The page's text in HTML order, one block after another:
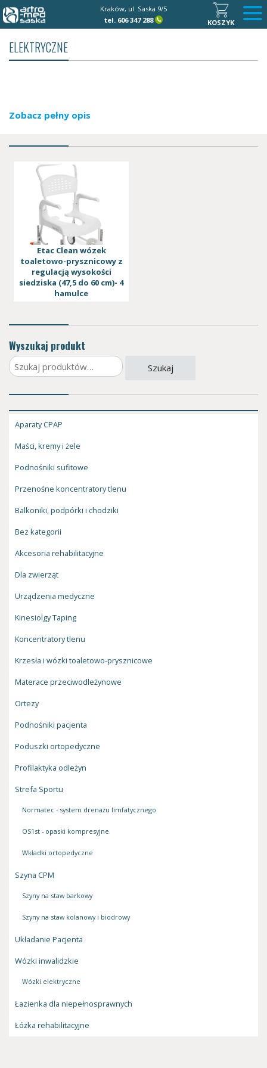
Kraków, ul. Saska 9/5
tel. 606 347 288 KOSZYK
ELEKTRYCZNE
Zobacz pełny opis
Etac Clean wózek
toaletowo-prysznicowy z
regulacją wysokości
siedziska (47,5 do 60 cm)- 4
hamulce
Wyszukaj produkt
Szukaj: Szukaj
Aparaty CPAP
Maści, kremy i żele
Podnośniki sufitowe
Przenośne koncentratory tlenu
Balkoniki, podpórki i chodziki
Bez kategorii
Akcesoria rehabilitacyjne
Dla zwierząt
Urządzenia medyczne
Kinesiolgy Taping
Koncentratory tlenu
Krzesła i wózki toaletowo-prysznicowe
Materace przeciwodleżynowe
Ortezy
Podnośniki pacjenta
Poduszki ortopedyczne
Profilaktyka odleżyn
Strefa Sportu
Normatec - system drenażu limfatycznego
OS1st - opaski kompresyjne
Wkładki ortopedyczne
Szyna CPM
Szyny na staw barkowy
Szyny na staw kolanowy i biodrowy
Układanie Pacjenta
Wózki inwalidzkie
Wózki elektryczne
Łazienka dla niepełnosprawnych
Łóżka rehabilitacyjne